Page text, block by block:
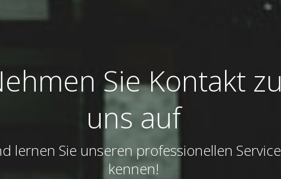
Sie Kontakt zu
uns auf
lernen Sie unseren professionellen Service
kennen!